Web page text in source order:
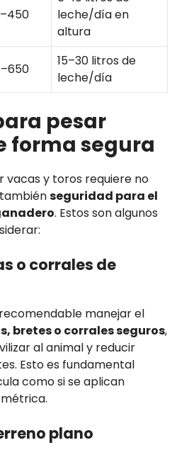
leche/día en
altura
15–30 litros de
leche/día
pesar
forma segura
vacas y toros requiere no
seguridad para el
. Estos son algunos
o corrales de
manejar el
bretes o corrales seguros,
al animal y reducir
Esto es fundamental
como si se aplican
plano